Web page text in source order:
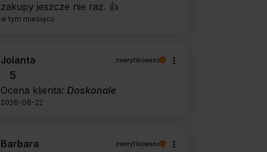
zakupy jeszcze nie raz. 👍️
w tym miesiącu
Jolanta zweryfikowano
5
Ocena klienta: Doskonale
2026-06-22
Barbara zweryfikowano